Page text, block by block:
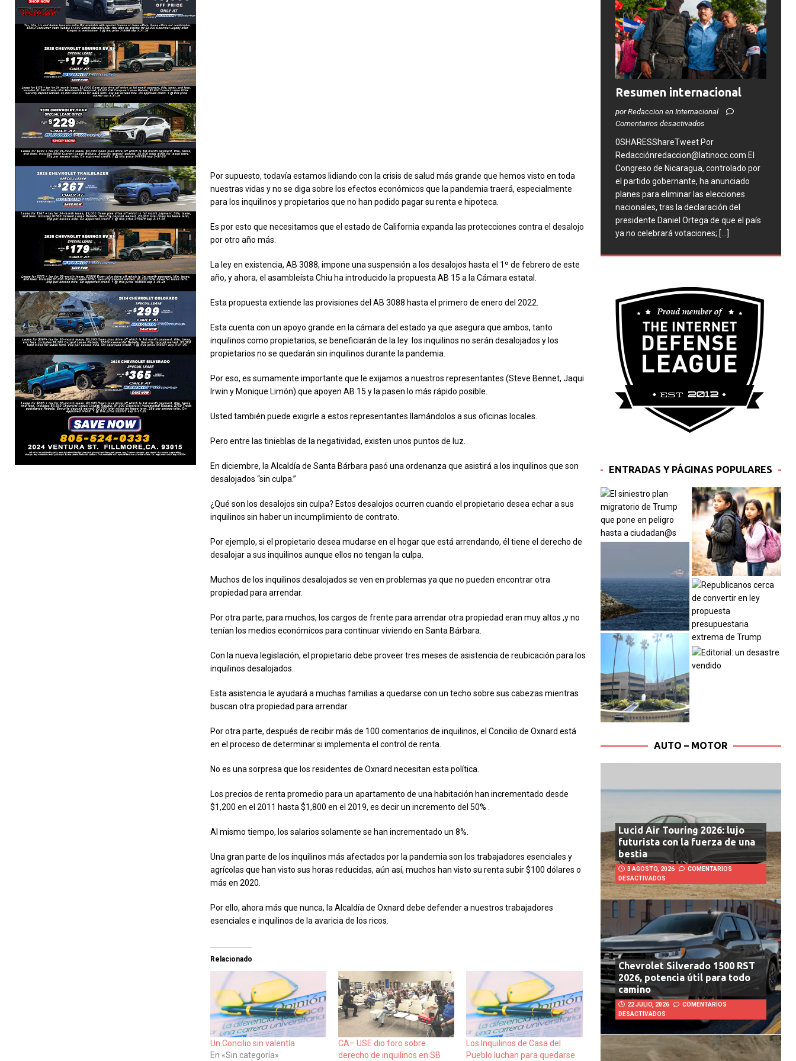
Por supuesto, todavía estamos lidiando con la crisis de salud más grande que hemos visto en toda
nuestras vidas y no se diga sobre los efectos económicos que la pandemia traerá, especialmente
para los inquilinos y propietarios que no han podido pagar su renta e hipoteca.
Es por esto que necesitamos que el estado de California expanda las protecciones contra el desalojo
por otro año más.
La ley en existencia, AB 3088, impone una suspensión a los desalojos hasta el 1º de febrero de este
año, y ahora, el asambleísta Chiu ha introducido la propuesta AB 15 a la Cámara estatal.
Esta propuesta extiende las provisiones del AB 3088 hasta el primero de enero del 2022.
Esta cuenta con un apoyo grande en la cámara del estado ya que asegura que ambos, tanto
inquilinos como propietarios, se beneficiarán de la ley: los inquilinos no serán desalojados y los
propietarios no se quedarán sin inquilinos durante la pandemia.
Por eso, es sumamente importante que le exijamos a nuestros representantes (Steve Bennet, Jaqui
Irwin y Monique Limón) que apoyen AB 15 y la pasen lo más rápido posible.
Usted también puede exigirle a estos representantes llamándolos a sus oficinas locales.
Pero entre las tinieblas de la negatividad, existen unos puntos de luz.
En diciembre, la Alcaldía de Santa Bárbara pasó una ordenanza que asistirá a los inquilinos que son
desalojados “sin culpa.”
¿Qué son los desalojos sin culpa? Estos desalojos ocurren cuando el propietario desea echar a sus
inquilinos sin haber un incumplimiento de contrato.
Por ejemplo, si el propietario desea mudarse en el hogar que está arrendando, él tiene el derecho de
desalojar a sus inquilinos aunque ellos no tengan la culpa.
Muchos de los inquilinos desalojados se ven en problemas ya que no pueden encontrar otra
propiedad para arrendar.
Por otra parte, para muchos, los cargos de frente para arrendar otra propiedad eran muy altos ,y no
tenían los medios económicos para continuar viviendo en Santa Bárbara.
Con la nueva legislación, el propietario debe proveer tres meses de asistencia de reubicación para los
inquilinos desalojados.
Esta asistencia le ayudará a muchas familias a quedarse con un techo sobre sus cabezas mientras
buscan otra propiedad para arrendar.
Por otra parte, después de recibir más de 100 comentarios de inquilinos, el Concilio de Oxnard está
en el proceso de determinar si implementa el control de renta.
No es una sorpresa que los residentes de Oxnard necesitan esta política.
Los precios de renta promedio para un apartamento de una habitación han incrementado desde
$1,200 en el 2011 hasta $1,800 en el 2019, es decir un incremento del 50% .
Al mismo tiempo, los salarios solamente se han incrementado un 8%.
Una gran parte de los inquilinos más afectados por la pandemia son los trabajadores esenciales y
agrícolas que han visto sus horas reducidas, aún así, muchos han visto su renta subir $100 dólares o
más en 2020.
Por ello, ahora más que nunca, la Alcaldía de Oxnard debe defender a nuestros trabajadores
esenciales e inquilinos de la avaricia de los ricos.
Relacionado
Un Concilio sin valentía
En «Sin categoría»
CA– USE dio foro sobre
derecho de inquilinos en SB
Los Inquilinos de Casa del
Pueblo luchan para quedarse
Resumen internacional
por Redaccion en Internacional
Comentarios desactivados
0SHARESShareTweet Por
Redacciónredaccion@latinocc.com El
Congreso de Nicaragua, controlado por
el partido gobernante, ha anunciado
planes para eliminar las elecciones
nacionales, tras la declaración del
presidente Daniel Ortega de que el país
ya no celebrará votaciones; [...]
ENTRADAS Y PÁGINAS POPULARES
AUTO – MOTOR
Lucid Air Touring 2026: lujo
futurista con la fuerza de una
bestia
3 AGOSTO, 2026
COMENTARIOS
DESACTIVADOS
Chevrolet Silverado 1500 RST
2026, potencia útil para todo
camino
22 JULIO, 2026
COMENTARIOS
DESACTIVADOS